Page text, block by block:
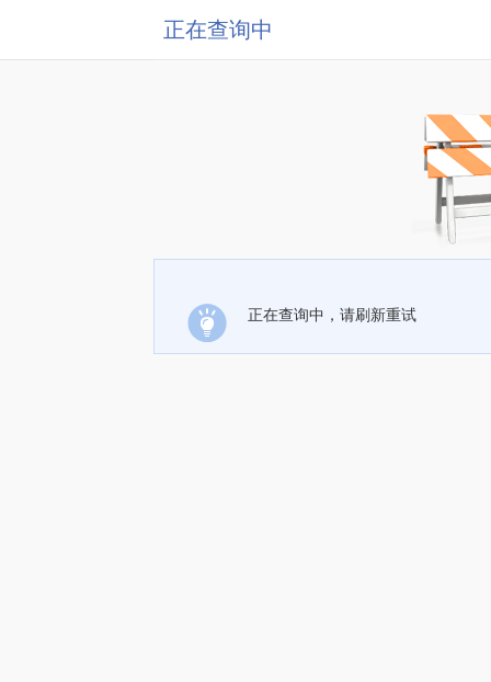
正在查询中
正在查询中，请刷新重试